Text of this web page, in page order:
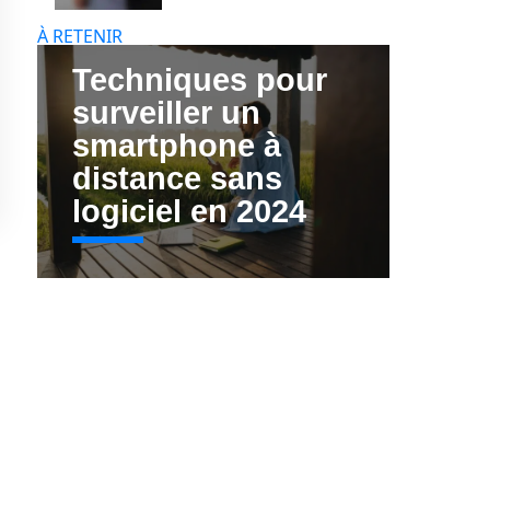
À RETENIR
Techniques pour
surveiller un
smartphone à
distance sans
logiciel en 2024